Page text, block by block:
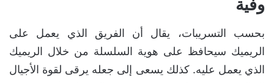
وفية
بحسب التسريبات، يقال أن الفريق الذي يعمل على
الريميك سيحافظ على هوية السلسلة من خلال الريميك
الذي يعمل عليه. كذلك يسعى إلى جعله يرقى لقوة الأجيال